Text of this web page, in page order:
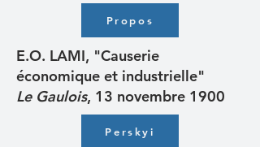
Propos
E.O. LAMI, "Causerie
économique et industrielle"
Le Gaulois, 13 novembre 1900
Perskyi